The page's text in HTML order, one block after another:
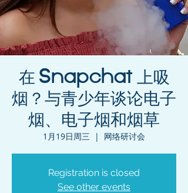
在 Snapchat 上吸
烟？与青少年谈论电子
烟、电子烟和烟草
1月19日周三
  |
网络研讨会
Registration is closed
See other events